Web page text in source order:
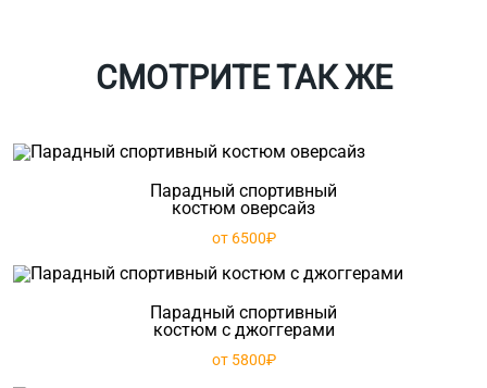
СМОТРИТЕ ТАК ЖЕ
Парадный спортивный
костюм оверсайз
от 6500₽
Парадный спортивный
костюм с джоггерами
от 5800₽